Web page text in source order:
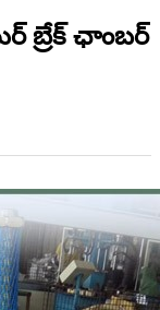
బ్రేక్ ఛాంబర్